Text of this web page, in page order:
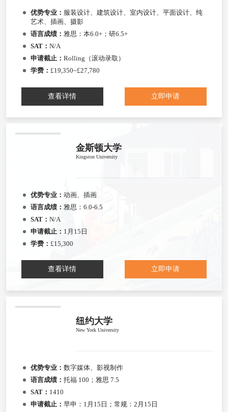
优势专业： 服装设计、建筑设计、室内设计、平面设计、纯
艺术、插画、摄影
语言成绩： 雅思：本6.0+；研6.5+
SAT： N/A
申请截止： Rolling（滚动录取）
学费： £19,350~£27,780
查看详情 立即申请
金斯顿大学
Kingston University
优势专业： 动画、插画
语言成绩： 雅思：6.0-6.5
SAT： N/A
申请截止： 1月15日
学费： £15,300
查看详情 立即申请
纽约大学
New York University
优势专业： 数字媒体、影视制作
语言成绩： 托福 100；雅思 7.5
SAT： 1410
申请截止： 早申：1月15日；常规：2月15日